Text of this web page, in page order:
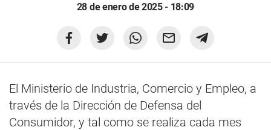
28 de enero de 2025 - 18:09
El Ministerio de Industria, Comercio y Empleo, a
través de la Dirección de Defensa del
Consumidor, y tal como se realiza cada mes